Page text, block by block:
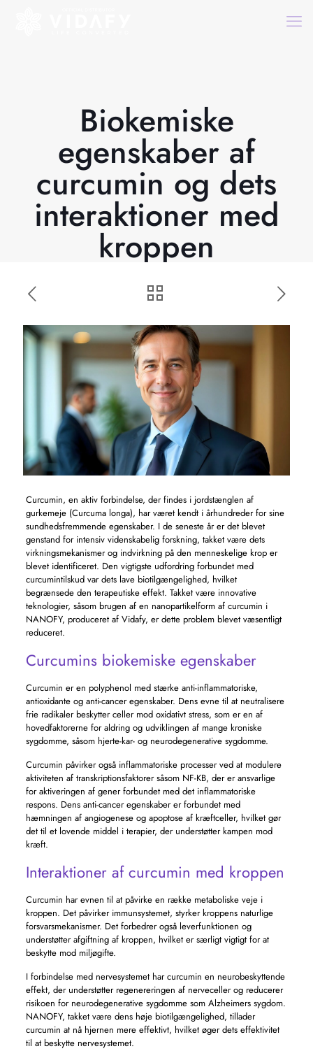
Biokemiske
egenskaber af
curcumin og dets
interaktioner med
kroppen
Curcumin, en aktiv forbindelse, der findes i jordstænglen af ​​
gurkemeje (Curcuma longa), har været kendt i århundreder for sine
sundhedsfremmende egenskaber. I de seneste år er det blevet
genstand for intensiv videnskabelig forskning, takket være dets
virkningsmekanismer og indvirkning på den menneskelige krop er
blevet identificeret. Den vigtigste udfordring forbundet med
curcumintilskud var dets lave biotilgængelighed, hvilket
begrænsede den terapeutiske effekt. Takket være innovative
teknologier, såsom brugen af ​​en nanopartikelform af curcumin i
NANOFY, produceret af Vidafy, er dette problem blevet væsentligt
reduceret.
Curcumins biokemiske egenskaber
Curcumin er en polyphenol med stærke anti-inflammatoriske,
antioxidante og anti-cancer egenskaber. Dens evne til at neutralisere
frie radikaler beskytter celler mod oxidativt stress, som er en af ​​
hovedfaktorerne for aldring og udviklingen af ​​mange kroniske
sygdomme, såsom hjerte-kar- og neurodegenerative sygdomme.
Curcumin påvirker også inflammatoriske processer ved at modulere
aktiviteten af ​​transkriptionsfaktorer såsom NF-KB, der er ansvarlige
for aktiveringen af ​​gener forbundet med det inflammatoriske
respons. Dens anti-cancer egenskaber er forbundet med
hæmningen af ​​angiogenese og apoptose af kræftceller, hvilket gør
det til et lovende middel i terapier, der understøtter kampen mod
kræft.
Interaktioner af curcumin med kroppen
Curcumin har evnen til at påvirke en række metaboliske veje i
kroppen. Det påvirker immunsystemet, styrker kroppens naturlige
forsvarsmekanismer. Det forbedrer også leverfunktionen og
understøtter afgiftning af kroppen, hvilket er særligt vigtigt for at
beskytte mod miljøgifte.
I forbindelse med nervesystemet har curcumin en neurobeskyttende
effekt, der understøtter regenereringen af ​​nerveceller og reducerer
risikoen for neurodegenerative sygdomme som Alzheimers sygdom.
NANOFY, takket være dens høje biotilgængelighed, tillader
curcumin at nå hjernen mere effektivt, hvilket øger dets effektivitet
til at beskytte nervesystemet.